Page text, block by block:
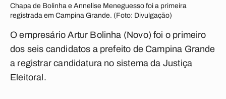
Chapa de Bolinha e Annelise Meneguesso foi a primeira
registrada em Campina Grande. (Foto: Divulgação)
O empresário Artur Bolinha (Novo) foi o primeiro
dos seis candidatos a prefeito de Campina Grande
a registrar candidatura no sistema da Justiça
Eleitoral.